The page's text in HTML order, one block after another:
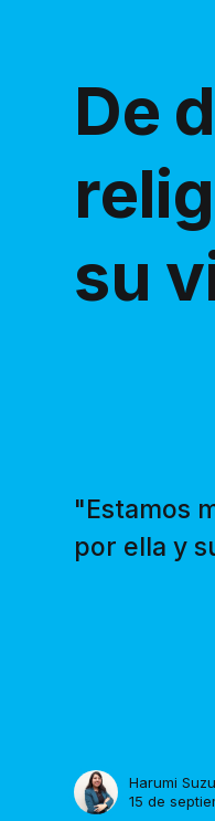
De
su
"Estamos
por ella y
Harumi
15 de